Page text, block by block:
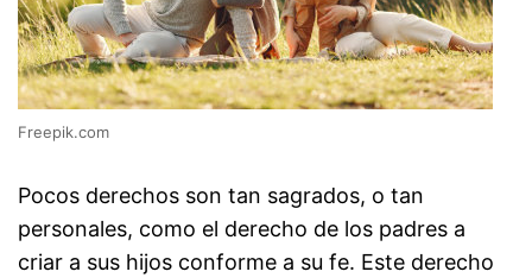
Freepik.com
Pocos derechos son tan sagrados, o tan
personales, como el derecho de los padres a
criar a sus hijos conforme a su fe. Este derecho